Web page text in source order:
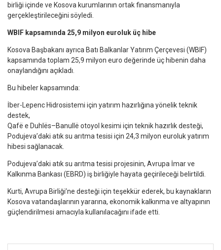
birliği içinde ve Kosova kurumlarının ortak finansmanıyla
gerçekleştirileceğini söyledi.
WBIF kapsamında 25,9 milyon euroluk üç hibe
Kosova Başbakanı ayrıca Batı Balkanlar Yatırım Çerçevesi (WBIF)
kapsamında toplam 25,9 milyon euro değerinde üç hibenin daha
onaylandığını açıkladı.
Bu hibeler kapsamında:
İber-Lepenc Hidrosistemi için yatırım hazırlığına yönelik teknik
destek,
Qafë e Duhlës–Banullë otoyol kesimi için teknik hazırlık desteği,
Podujeva’daki atık su arıtma tesisi için 24,3 milyon euroluk yatırım
hibesi sağlanacak.
Podujeva’daki atık su arıtma tesisi projesinin, Avrupa İmar ve
Kalkınma Bankası (EBRD) iş birliğiyle hayata geçirileceği belirtildi.
Kurti, Avrupa Birliği’ne desteği için teşekkür ederek, bu kaynakların
Kosova vatandaşlarının yararına, ekonomik kalkınma ve altyapının
güçlendirilmesi amacıyla kullanılacağını ifade etti.